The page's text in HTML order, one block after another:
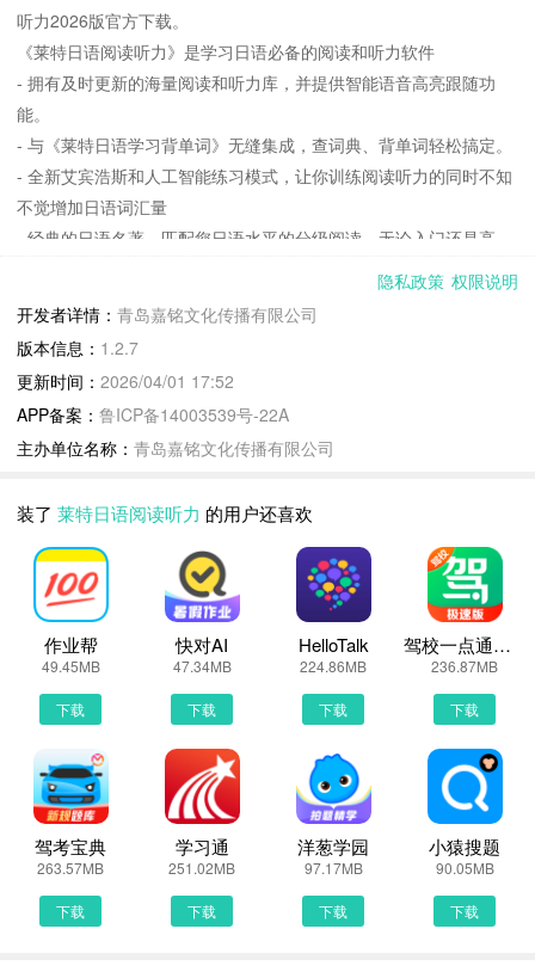
听力2026版官方下载。
《莱特日语阅读听力》是学习日语必备的阅读和听力软件
- 拥有及时更新的海量阅读和听力库，并提供智能语音高亮跟随功
能。
- 与《莱特日语学习背单词》无缝集成，查词典、背单词轻松搞定。
- 全新艾宾浩斯和人工智能练习模式，让你训练阅读听力的同时不知
不觉增加日语词汇量
- 经典的日语名著，匹配您日语水平的分级阅读，无论入门还是高
【体贴的操作方式】
- 创新的点词搜索功能，对文章中的单词即指即译
- 支持等级词汇高亮显示，显著提升单词量
- 支持等级词汇详解，提供翻译参考，阅读更高效
- 高亮标注《莱特日语学习背单词》里的词书单词，背单词和阅读听
【与《莱特日语学习背单词》无缝集成】
- 《莱特日语学习背单词》是权威的日语学习背单词软件
- 支持口语练习，口语打分
- 支持生词本、学习记录自动同步
- 支持单词复习记忆功能
【联系我们】
- 提交问题工单：软件内『我的』-『我的反馈』-『我要反馈』
莱特日语阅读听力更新说明：
- 拥有及时更新的海量阅读和听力库，并提供智能语音高亮跟随功
能。
- 与《莱特日语学习背单词》无缝集成，查词典、背单词轻松搞定。
- 全新艾宾浩斯和人工智能练习模式，让你训练阅读听力的同时不知
不觉增加日语词汇量
隐私政策 权限说明
开发者详情： 青岛嘉铭文化传播有限公司
版本信息： 1.2.7
更新时间： 2026/04/01 17:52
APP备案： 鲁ICP备14003539号-22A
主办单位名称： 青岛嘉铭文化传播有限公司
装了 莱特日语阅读听力 的用户还喜欢
作业帮
49.45MB
下载
快对AI
47.34MB
下载
HelloTalk
224.86MB
下载
驾校一点通极速版
236.87MB
下载
驾考宝典
263.57MB
下载
学习通
251.02MB
下载
洋葱学园
97.17MB
下载
小猿搜题
90.05MB
下载